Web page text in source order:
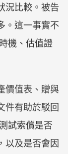
況比較。被告
。這一事實不
機、估值證
價值表、贈與
件有助於駁回
試索償是否
以及是否會因